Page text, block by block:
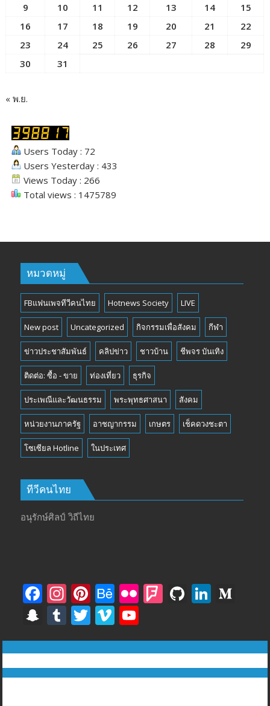
9
10 11 12 13 14
15
16
17 18 19 20 21
22
23
24 25 26 27 28
29
30
31
« พ.ย.
Users Today : 72
Users Yesterday : 433
Views Today : 266
Total views : 1475789
หมวดหมู่
FBแฟนเพจทีวีคนไทย Hotnews Society LIVE
New post Uncategorized กิจกรรมเพื่อสังคม กีฬา
ข่าวประชาสัมพันธ์ คลิปข่าว ชาวบ้าน ชีพจร บันเทิง
ติดต่อ: ซื้อ - ขาย ท่องเที่ยว ธุรกิจ
ประเพณีและวัฒนธรรม พระพุทธศาสนา สังคม
หน่วยงานภาครัฐ อาชญากรรม เกษตร เช็คดวงชะตา
โซเซียล Hotline ในประเทศ
ทีวีคนไทย
อนุรักษ์ศิลป์ วิถีไทย
F
ac
e
b
o
In
st
a
gr
a
Pi
nt
er
e
st
B
e
h
a
n
Fli
ck
F
rs
q
Gi
t
u
b
Li
e
dI
u
m
S
n
a
p
T
u
m
bl
T
w
itt
er
Vi
m
e
o
o
u
T